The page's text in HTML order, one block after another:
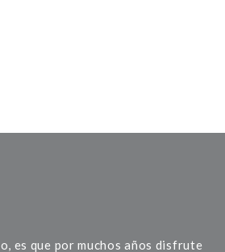
es que por muchos años disfrute